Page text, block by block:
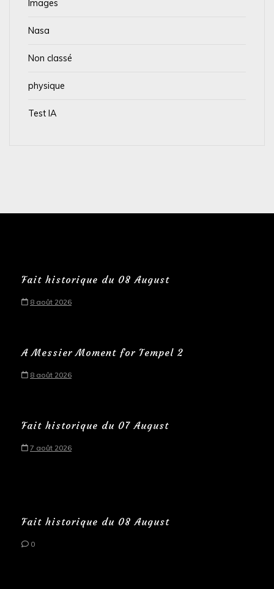
Images
Nasa
Non classé
physique
Test IA
Fait historique du 08 August
8 août 2026
A Messier Moment for Tempel 2
8 août 2026
Fait historique du 07 August
7 août 2026
Fait historique du 08 August
0